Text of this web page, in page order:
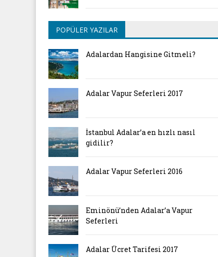
POPÜLER YAZILAR
Adalardan Hangisine Gitmeli?
Adalar Vapur Seferleri 2017
İstanbul Adalar’a en hızlı nasıl
gidilir?
Adalar Vapur Seferleri 2016
Eminönü’nden Adalar’a Vapur
Seferleri
Adalar Ücret Tarifesi 2017